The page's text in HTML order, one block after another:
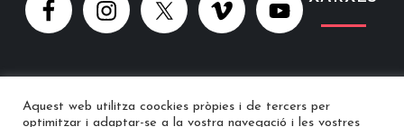
Aquest web utilitza coockies pròpies i de tercers per
optimitzar i adaptar-se a la vostra navegació i les vostres